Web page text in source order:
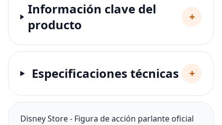
Información clave del
producto
+
Especificaciones técnicas +
Disney Store - Figura de acción parlante oficial